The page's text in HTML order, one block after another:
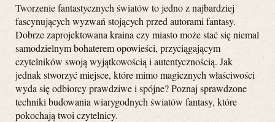
Tworzenie fantastycznych światów to jedno z najbardziej
fascynujących wyzwań stojących przed autorami fantasy.
Dobrze zaprojektowana kraina czy miasto może stać się niemal
samodzielnym bohaterem opowieści, przyciągającym
czytelników swoją wyjątkowością i autentycznością. Jak
jednak stworzyć miejsce, które mimo magicznych właściwości
wyda się odbiorcy prawdziwe i spójne? Poznaj sprawdzone
techniki budowania wiarygodnych światów fantasy, które
pokochają twoi czytelnicy.